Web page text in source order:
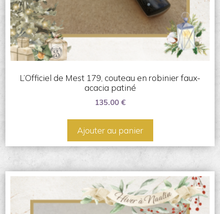
L’Officiel de Mest 179, couteau en robinier faux-
acacia patiné
135.00 €
Ajouter au panier